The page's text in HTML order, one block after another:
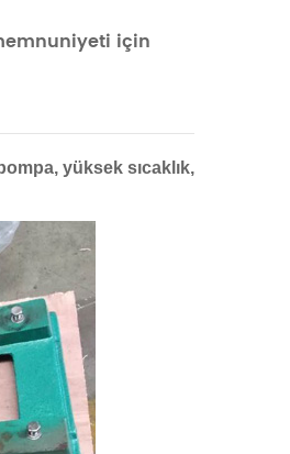
için
yüksek sıcaklık,